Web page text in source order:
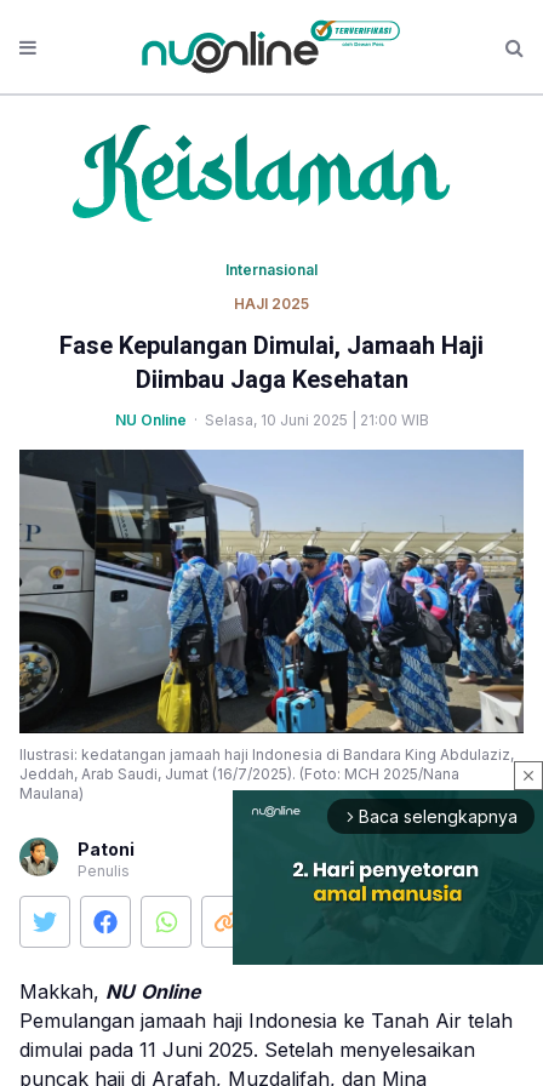
Internasional
HAJI 2025
Fase Kepulangan Dimulai, Jamaah Haji
Diimbau Jaga Kesehatan
NU Online · Selasa, 10 Juni 2025 | 21:00 WIB
Ilustrasi: kedatangan jamaah haji Indonesia di Bandara King Abdulaziz,
Jeddah, Arab Saudi, Jumat (16/7/2025). (Foto: MCH 2025/Nana
Maulana)
Patoni
Penulis
Makkah, NU Online
Pemulangan jamaah haji Indonesia ke Tanah Air telah
dimulai pada 11 Juni 2025. Setelah menyelesaikan
puncak haji di Arafah, Muzdalifah, dan Mina
close
arrow_forward_ios Baca selengkapnya
Mute